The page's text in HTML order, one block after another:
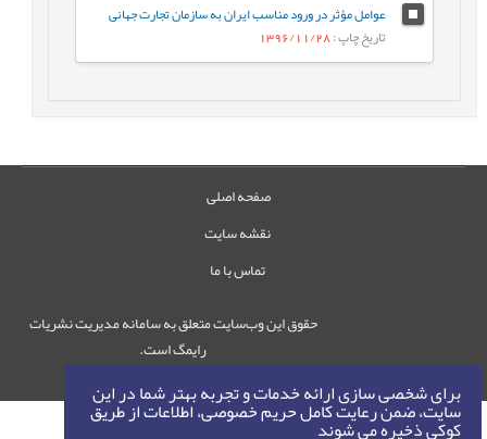
برای شخصی سازی ارائه خدمات و تجربه بهتر شما در این
سایت، ضمن رعایت کامل حریم خصوصی، اطلاعات از طریق
کوکی ذخیره می شوند
عوامل مؤثر در ورود مناسب ایران به سازمان تجارت جهانی
تاریخ چاپ: 1396/11/28
صفحه اصلی
نقشه سایت
تماس با ما
حقوق این وب‌سایت متعلق به سامانه مدیریت نشریات
رایمگ است.